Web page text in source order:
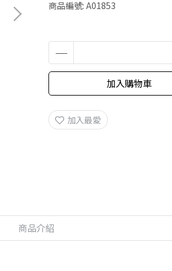
商品編號: A01853
加入購物車
加入最愛
商品介紹